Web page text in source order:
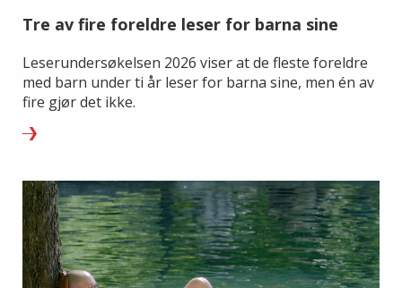
Tre av fire foreldre leser for barna sine
Leserundersøkelsen 2026 viser at de fleste foreldre
med barn under ti år leser for barna sine, men én av
fire gjør det ikke.